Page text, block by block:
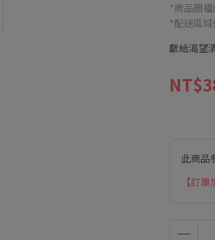
*商品圖
*配送區
獻給渴望
此商品
【訂